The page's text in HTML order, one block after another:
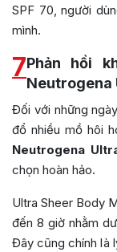
SPF 70, người
mình.
7Phản hồi
Neutrogena
Đối với những
đổ nhiều mồ hôi
Neutrogena
chọn hoàn hảo.
Ultra Sheer Body
đến 8 giờ nhằm
Đây cũng chính là